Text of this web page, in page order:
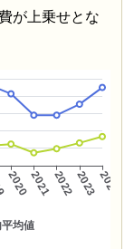
が上乗せとな